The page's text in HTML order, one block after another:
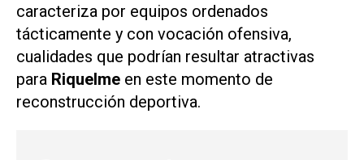
caracteriza por equipos ordenados
tácticamente y con vocación ofensiva,
cualidades que podrían resultar atractivas
para Riquelme en este momento de
reconstrucción deportiva.